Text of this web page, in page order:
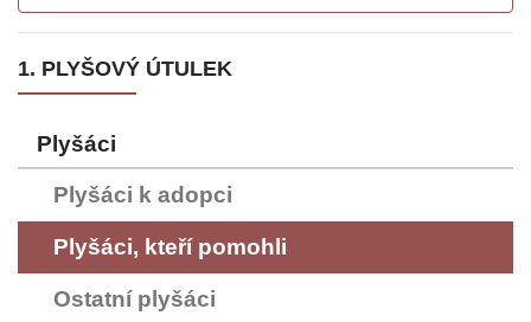
1. PLYŠOVÝ ÚTULEK
Plyšáci
Plyšáci k adopci
Plyšáci, kteří pomohli
Ostatní plyšáci